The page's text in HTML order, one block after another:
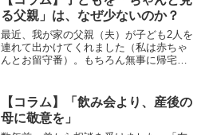
ない、ということです。妊婦...
る父親」は、なぜ少ないのか？
最近、我が家の父親（夫）が子ども2人を
連れて出かけてくれました（私は赤ちゃ
んとお留守番）。もちろん無事に帰宅
やトイレなど、私が一緒にいるときと同
じように子どもたちのお世...
【コラム】「飲み会より、産後の
母に敬意を」